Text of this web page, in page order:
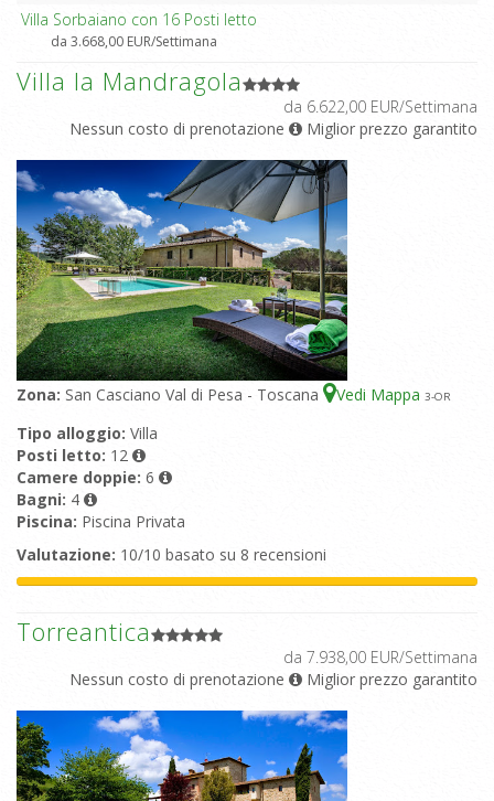
Villa Sorbaiano con 16 Posti letto
da 3.668,00 EUR/Settimana
Villa la Mandragola
da 6.622,00 EUR/Settimana
Nessun costo di prenotazione
Miglior prezzo garantito
Zona: San Casciano Val di Pesa - Toscana Vedi Mappa 3-OR
Tipo alloggio: Villa
Posti letto: 12
Camere doppie: 6
Bagni: 4
Piscina: Piscina Privata
Valutazione: 10/10 basato su 8 recensioni
Torreantica
da 7.938,00 EUR/Settimana
Nessun costo di prenotazione
Miglior prezzo garantito